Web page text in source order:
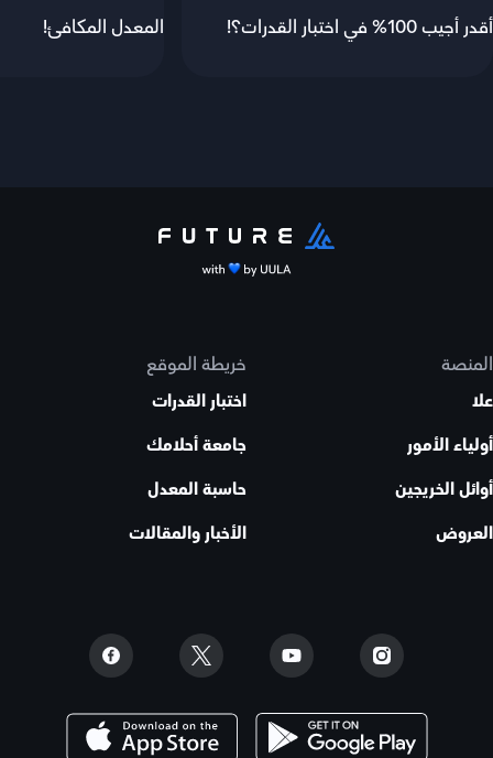
أقدر أجيب 100% في اختبار القدرات؟!
المعدل المكافئ!
المنصة
علا
أولياء الأمور
أوائل الخريجين
العروض
خريطة الموقع
اختبار القدرات
جامعة أحلامك
حاسبة المعدل
الأخبار والمقالات